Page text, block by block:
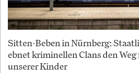
Sitten-Beben in Nürnberg:
ebnet kriminellen Clans den
unserer Kinder